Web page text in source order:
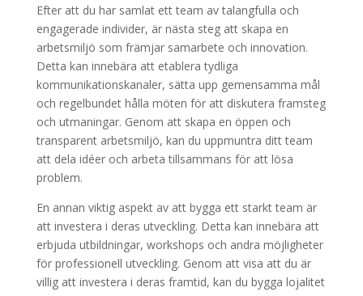
Efter att du har samlat ett team av talangfulla och
engagerade individer, är nästa steg att skapa en
arbetsmiljö som främjar samarbete och innovation.
Detta kan innebära att etablera tydliga
kommunikationskanaler, sätta upp gemensamma mål
och regelbundet hålla möten för att diskutera framsteg
och utmaningar. Genom att skapa en öppen och
transparent arbetsmiljö, kan du uppmuntra ditt team
att dela idéer och arbeta tillsammans för att lösa
problem.
En annan viktig aspekt av att bygga ett starkt team är
att investera i deras utveckling. Detta kan innebära att
erbjuda utbildningar, workshops och andra möjligheter
för professionell utveckling. Genom att visa att du är
villig att investera i deras framtid, kan du bygga lojalitet